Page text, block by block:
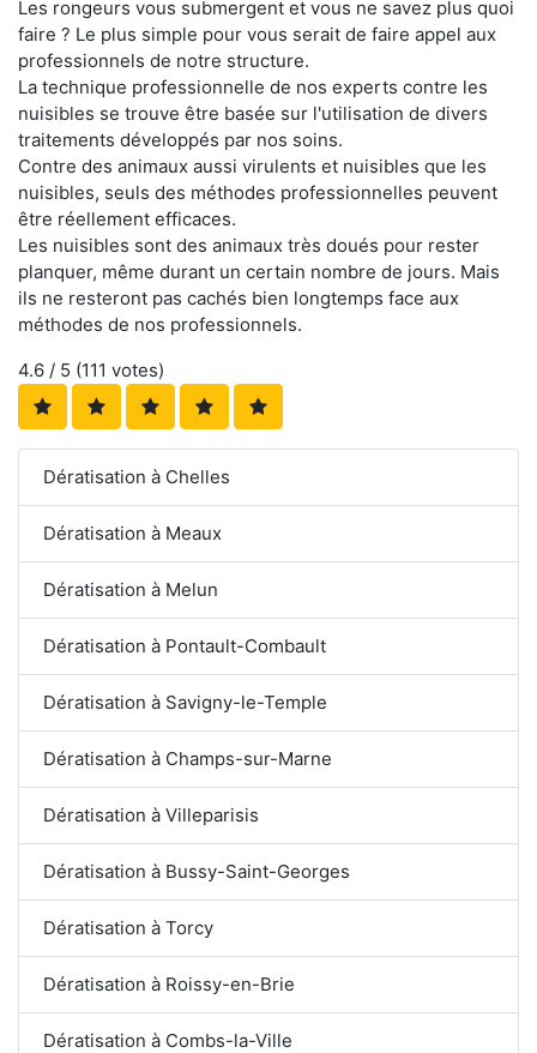
Les rongeurs vous submergent et vous ne savez plus quoi
faire ? Le plus simple pour vous serait de faire appel aux
professionnels de notre structure.
La technique professionnelle de nos experts contre les
nuisibles se trouve être basée sur l'utilisation de divers
traitements développés par nos soins.
Contre des animaux aussi virulents et nuisibles que les
nuisibles, seuls des méthodes professionnelles peuvent
être réellement efficaces.
Les nuisibles sont des animaux très doués pour rester
planquer, même durant un certain nombre de jours. Mais
ils ne resteront pas cachés bien longtemps face aux
méthodes de nos professionnels.
4.6 / 5 (111 votes)
Dératisation à Chelles
Dératisation à Meaux
Dératisation à Melun
Dératisation à Pontault-Combault
Dératisation à Savigny-le-Temple
Dératisation à Champs-sur-Marne
Dératisation à Villeparisis
Dératisation à Bussy-Saint-Georges
Dératisation à Torcy
Dératisation à Roissy-en-Brie
Dératisation à Combs-la-Ville